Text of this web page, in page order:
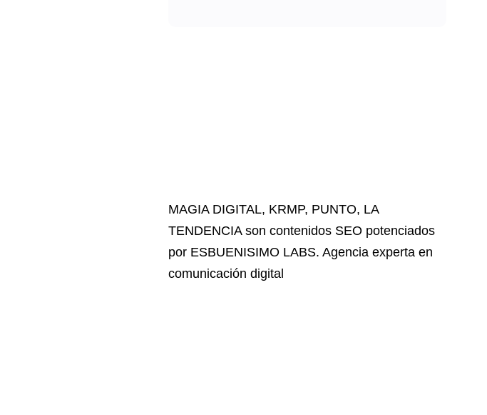
MAGIA DIGITAL, KRMP, PUNTO, LA
TENDENCIAson contenidos SEO potenciados
por ESBUENISIMO LABS. Agencia experta en
comunicación digital